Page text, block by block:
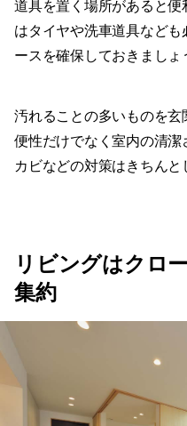
道具を置く場所があると
はタイヤや洗車道具など
ースを確保しておきましょ
汚れることの多いものを玄
便性だけでなく室内の清
カビなどの対策はきちんと
リビングはクロ
集約